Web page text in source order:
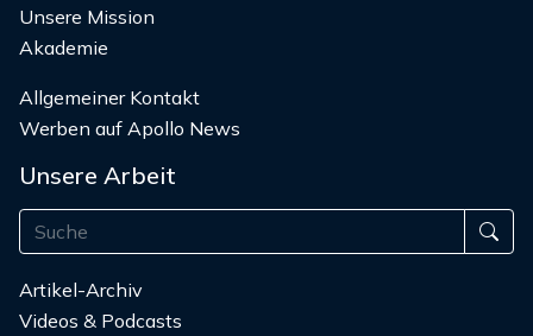
Unsere Mission
Akademie
Allgemeiner Kontakt
Werben auf Apollo News
Unsere Arbeit
Artikel-Archiv
Videos & Podcasts